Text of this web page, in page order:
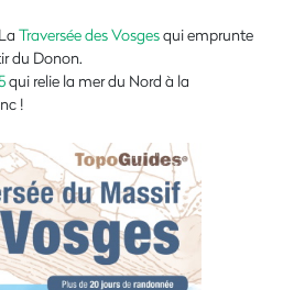
Traversée des Vosgesqui emprunte
du Donon.
qui relie la mer du Nord à la
!